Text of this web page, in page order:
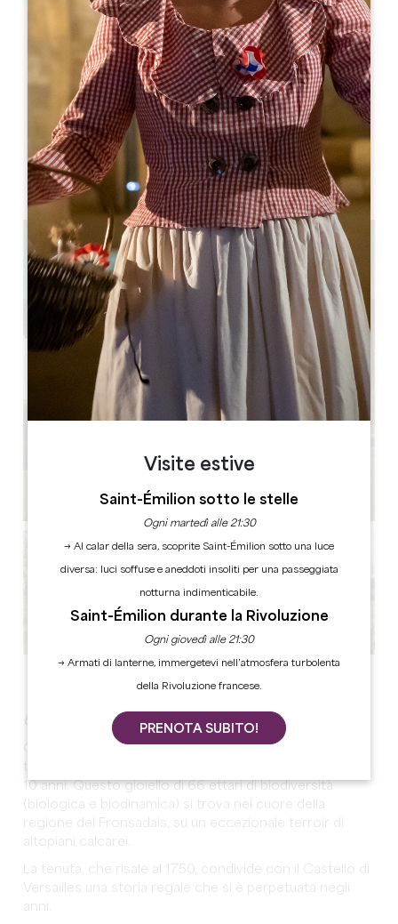
Una storia di donne e di emozioni.
Questa pepita di vino bordolese con i suoi paesaggi
10 anni. Questo gioiello di 66 ettari di biodiversità
(biologica e biodinamica) si trova nel cuore della
regione del Fronsadais, su un eccezionale terroir di
altopiani calcarei.
La tenuta, che risale al 1750, condivide con il Castello di
Versailles una storia regale che si è perpetuata negli
anni.
Gamay
Fronsac
33126 Fronsac
05 57 55 28 20
Contattateci
Capacità della sala a U : 22
Capacità del teatro : 60
12 km
Copiare il codice GPS
Visite estive
Saint-Émilion sotto le stelle
Ogni martedì alle 21:30
→ Al calar della sera, scoprite Saint-Émilion sotto una luce
diversa: luci soffuse e aneddoti insoliti per una passeggiata
notturna indimenticabile.
Saint-Émilion durante la Rivoluzione
Ogni giovedì alle 21:30
→ Armati di lanterne, immergetevi nell’atmosfera turbolenta
della Rivoluzione francese.
PRENOTA SUBITO!